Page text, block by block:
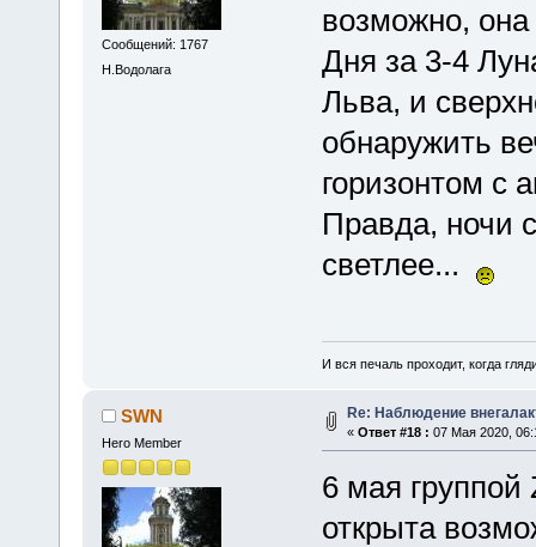
Сообщений: 1767
Н.Водолага
возможно,
Дня за 3-4
Льва, и
обнаружить
горизонтом с
Правда, ночи
светлее...
И вся печаль проходит, когда
SWN
Hero Member
Re: Наблюдение
« Ответ #18 : 07 Мая 2020,
6 мая
открыта